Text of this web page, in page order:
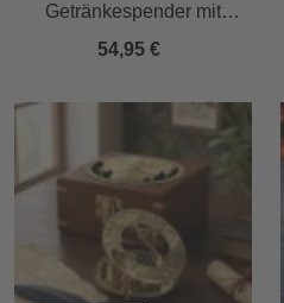
Getränkespender mit
Zapfhahn
54,95 €